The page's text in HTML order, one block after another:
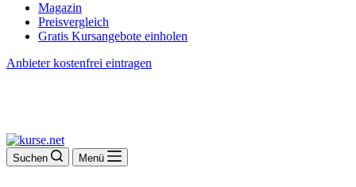
Magazin
Preisvergleich
Gratis Kursangebote einholen
Anbieter kostenfrei eintragen
Suchen Menü